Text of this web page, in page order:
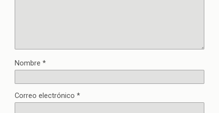
Nombre *
Correo electrónico *